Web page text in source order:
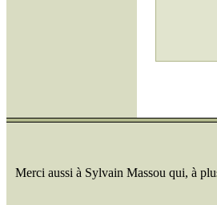
Merci aussi à Sylvain Massou qui, à